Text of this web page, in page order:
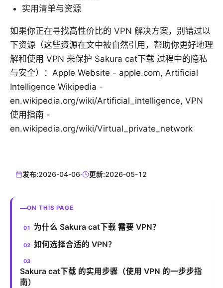
实用清单与资源
如果你正在寻找高性价比的 VPN 解决方案，别错过以
下资源（这些资源在文中被自然引用，帮助你更好地理
解和使用 VPN 来保护 Sakura cat下载 过程中的隐私
与安全）：Apple Website - apple.com, Artificial
Intelligence Wikipedia -
en.wikipedia.org/wiki/Artificial_intelligence, VPN
使用指南 -
en.wikipedia.org/wiki/Virtual_private_network
发布:2026-04-06· 更新:2026-05-12
ON THIS PAGE
为什么 Sakura cat下载 需要 VPN？
如何选择合适的 VPN？
Sakura cat下载 的实用步骤（使用 VPN 的一步步指
南）